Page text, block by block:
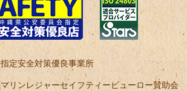
定安全対策優良事業所
リンレジャーセイフティービューロー賛助会